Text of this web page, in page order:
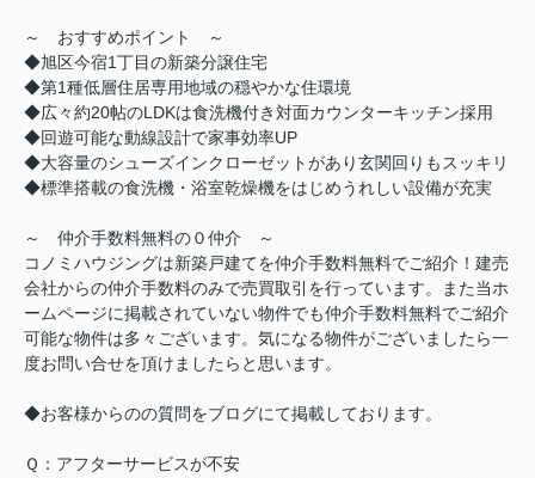
～ おすすめポイント ～
◆旭区今宿1丁目の新築分譲住宅
◆第1種低層住居専用地域の穏やかな住環境
◆広々約20帖のLDKは食洗機付き対面カウンターキッチン採用
◆回遊可能な動線設計で家事効率UP
◆大容量のシューズインクローゼットがあり玄関回りもスッキリ
◆標準搭載の食洗機・浴室乾燥機をはじめうれしい設備が充実
～ 仲介手数料無料の０仲介 ～
コノミハウジングは新築戸建てを仲介手数料無料でご紹介！建売
会社からの仲介手数料のみで売買取引を行っています。また当ホ
ームページに掲載されていない物件でも仲介手数料無料でご紹介
可能な物件は多々ございます。気になる物件がございましたら一
度お問い合せを頂けましたらと思います。
◆お客様からのの質問をブログにて掲載しております。
Ｑ：アフターサービスが不安